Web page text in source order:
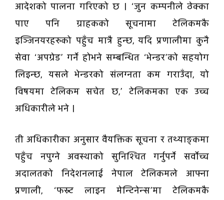
आदेशको पालना गरिएको छ । ‘जुन कम्पनीले ठेक्का
पाए पनि ग्राहकको सूचनामा टेलिकमकै
इञ्जिनयरहरुको पहुँच मात्रै हुन्छ, यदि प्रणालीमा कुनै
सेवा ‘अपग्रेड’ गर्ने होभने सम्बन्धित ‘भेन्डर’को सहयोग
लिइन्छ, यसले भेन्डरको संलग्नता कम गराउँदा, यो
विषयमा टेलिकम सचेत छ,’ टेलिकमका एक उच्च
अधिकारीले भने ।
ती अधिकारीका अनुसार वैयक्तिक सूचना र तथ्याङ्कमा
पहुँच नपुग्ने अवस्थाको सुनिश्चित गर्नुपर्ने सर्वोच्च
अदालतको निदेशनलाई नेपाल टेलिकमले आफ्ना
प्रणाली, ‘फस्र्ट लाइन मेन्टिनेन्स’मा टेलिकमकै